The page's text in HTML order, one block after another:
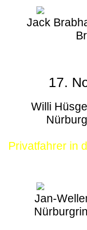
Jack
17.
Willi
Privatfahrer in
Jan-